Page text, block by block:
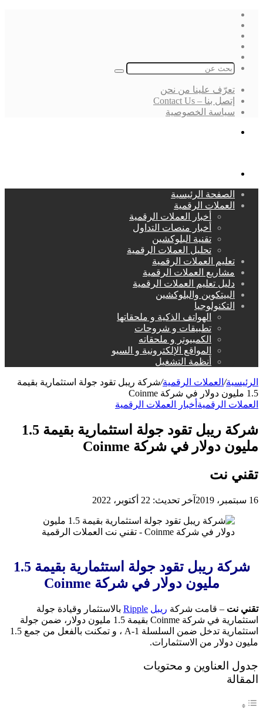
بحث
تعرّف علينا من نحن
إتصل بنا – Contact Us
سياسة الخصوصية
الصفحة الرئيسية
العملات الرقمية
أخبار العملات الرقمية
أخبار منصات التداول
تقنية البلوكشين
تحليل العملات الرقمية
تعليم العملات الرقمية
مشاريع العملات الرقمية
دليل تعليم العملات الرقمية
البيتكوين والبلوكشين
التكنولوجيا
الهواتف الذكية و ملحقاتها
تطبيقات و شروحات
الكمبيوتر و ملحقاته
المواقع الإلكترونية و السيو
أنظمة التشغيل
الرئيسية/ العملات الرقمية/شركة ريبل تقود جولة استثمارية بقيمة
1.5 مليون دولار في شركة Coinme
العملات الرقمية أخبار العملات الرقمية
شركة ريبل تقود جولة استثمارية بقيمة 1.5
مليون دولار في شركة Coinme
تقني نت
16 سبتمبر، 2019 آخر تحديث: 22 أكتوبر، 2022
شركة ريبل تقود جولة استثمارية بقيمة 1.5
مليون دولار في شركة Coinme
تقني نت – قامت شركة ريبل Ripple بالاستثمار وقيادة جولة
استثمارية في شركة Coinme بقيمة 1.5 مليون دولار، ضمن جولة
استثمارية تدخل ضمن السلسلة A-1 ، و تمكنت بالفعل من جمع 1.5
مليون دولار من الاستثمارات.
جدول العناوين و محتويات
المقالة